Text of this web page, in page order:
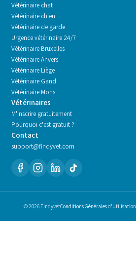
Vétérinaire chat
Vétérinaire chien
Vétérinaire de garde
Urgence vétérinaire 24/7
Vétérinaire Bruxelles
Vétérinaire Anvers
Vétérinaire Liège
Vétérinaire Gand
Vétérinaire Mons
Vétérinaires
M'inscrire gratuitement
Pourquoi c'est gratuit ?
Contact
support@findyvet.com
© 2026 FindyvetConditions Générales d'Utilisation